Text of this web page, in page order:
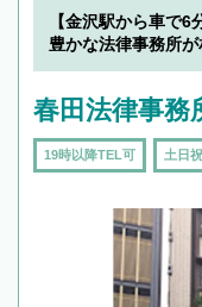
でフィ
で複数
【金沢駅から車で
豊かな法律事務所
春田法律事務
19時以降TEL可 土日